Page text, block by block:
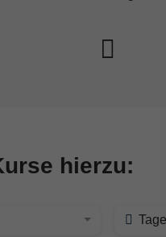
hierzu: